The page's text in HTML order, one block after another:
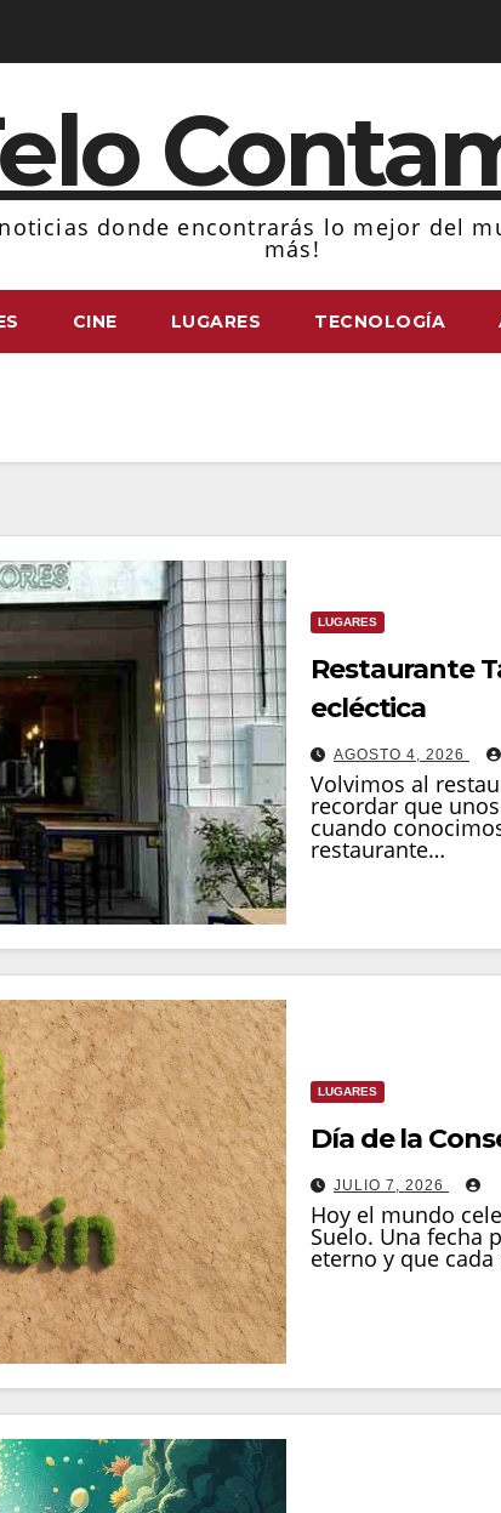
donde encontrarás lo mejor del
más!
CINE LUGARES TECNOLOGÍA
LUGARES
Restaurante
ecléctica
AGOSTO 4, 2026
Volvimos al
recordar que
cuando
restaurante…
LUGARES
Día de la
JULIO 7, 2026
Hoy el mundo
Suelo. Una fecha
eterno y que